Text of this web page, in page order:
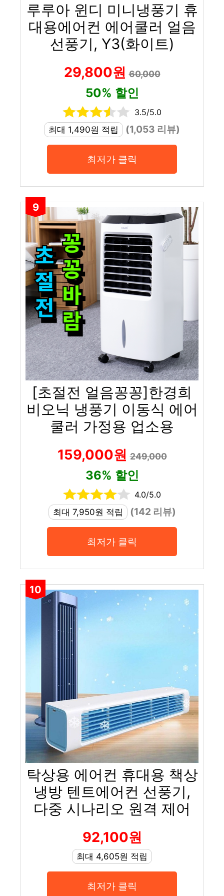
루루아 윈디 미니냉풍기 휴
대용에어컨 에어쿨러 얼음
선풍기, Y3(화이트)
29,800원60,000
50% 할인
3.5/5.0
최대 1,490원 적립
(1,053 리뷰)
최저가 클릭
9
[초절전 얼음꽁꽁]한경희
비오닉 냉풍기 이동식 에어
쿨러 가정용 업소용
159,000원249,000
36% 할인
4.0/5.0
최대 7,950원 적립
(142 리뷰)
최저가 클릭
10
탁상용 에어컨 휴대용 책상
냉방 텐트에어컨 선풍기,
다중 시나리오 원격 제어
92,100원
최대 4,605원 적립
최저가 클릭